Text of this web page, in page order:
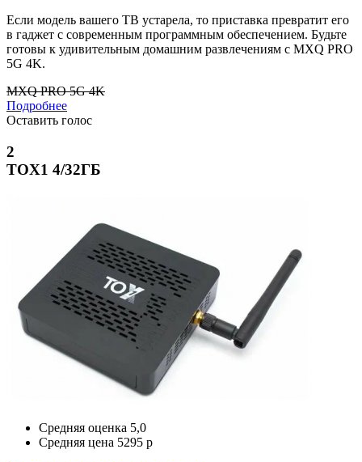
Если модель вашего ТВ устарела, то приставка превратит его
в гаджет с современным программным обеспечением. Будьте
готовы к удивительным домашним развлечениям с MXQ PRO
5G 4K.
MXQ PRO 5G 4K
Подробнее
Оставить голос
2
TOX1 4/32ГБ
Средняя оценка 5,0
Средняя цена 5295 р